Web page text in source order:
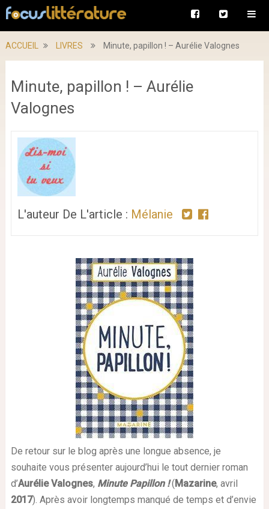
ACCUEIL LIVRES Minute, papillon ! – Aurélie Valognes
Minute, papillon ! – Aurélie
Valognes
L'auteur De L'article : Mélanie
De retour sur le blog après une longue absence, je
souhaite vous présenter aujourd’hui le tout dernier roman
d’Aurélie Valognes, Minute Papillon !(Mazarine, avril
2017). Après avoir longtemps manqué de temps et d’envie